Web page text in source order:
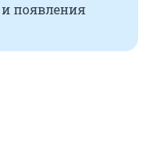
и появления